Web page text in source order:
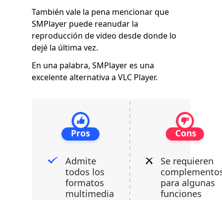
También vale la pena mencionar que
SMPlayer puede reanudar la
reproducción de video desde donde lo
dejé la última vez.
En una palabra, SMPlayer es una
excelente alternativa a VLC Player.
Admite
todos los
formatos
multimedia
Se requieren
para algunas
funciones